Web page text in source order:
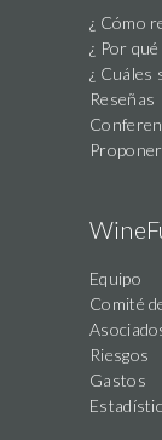
¿ Cómo
¿ Por
¿ Cuáles
Reseñas
Equipo
Comité
Riesgos
Gastos